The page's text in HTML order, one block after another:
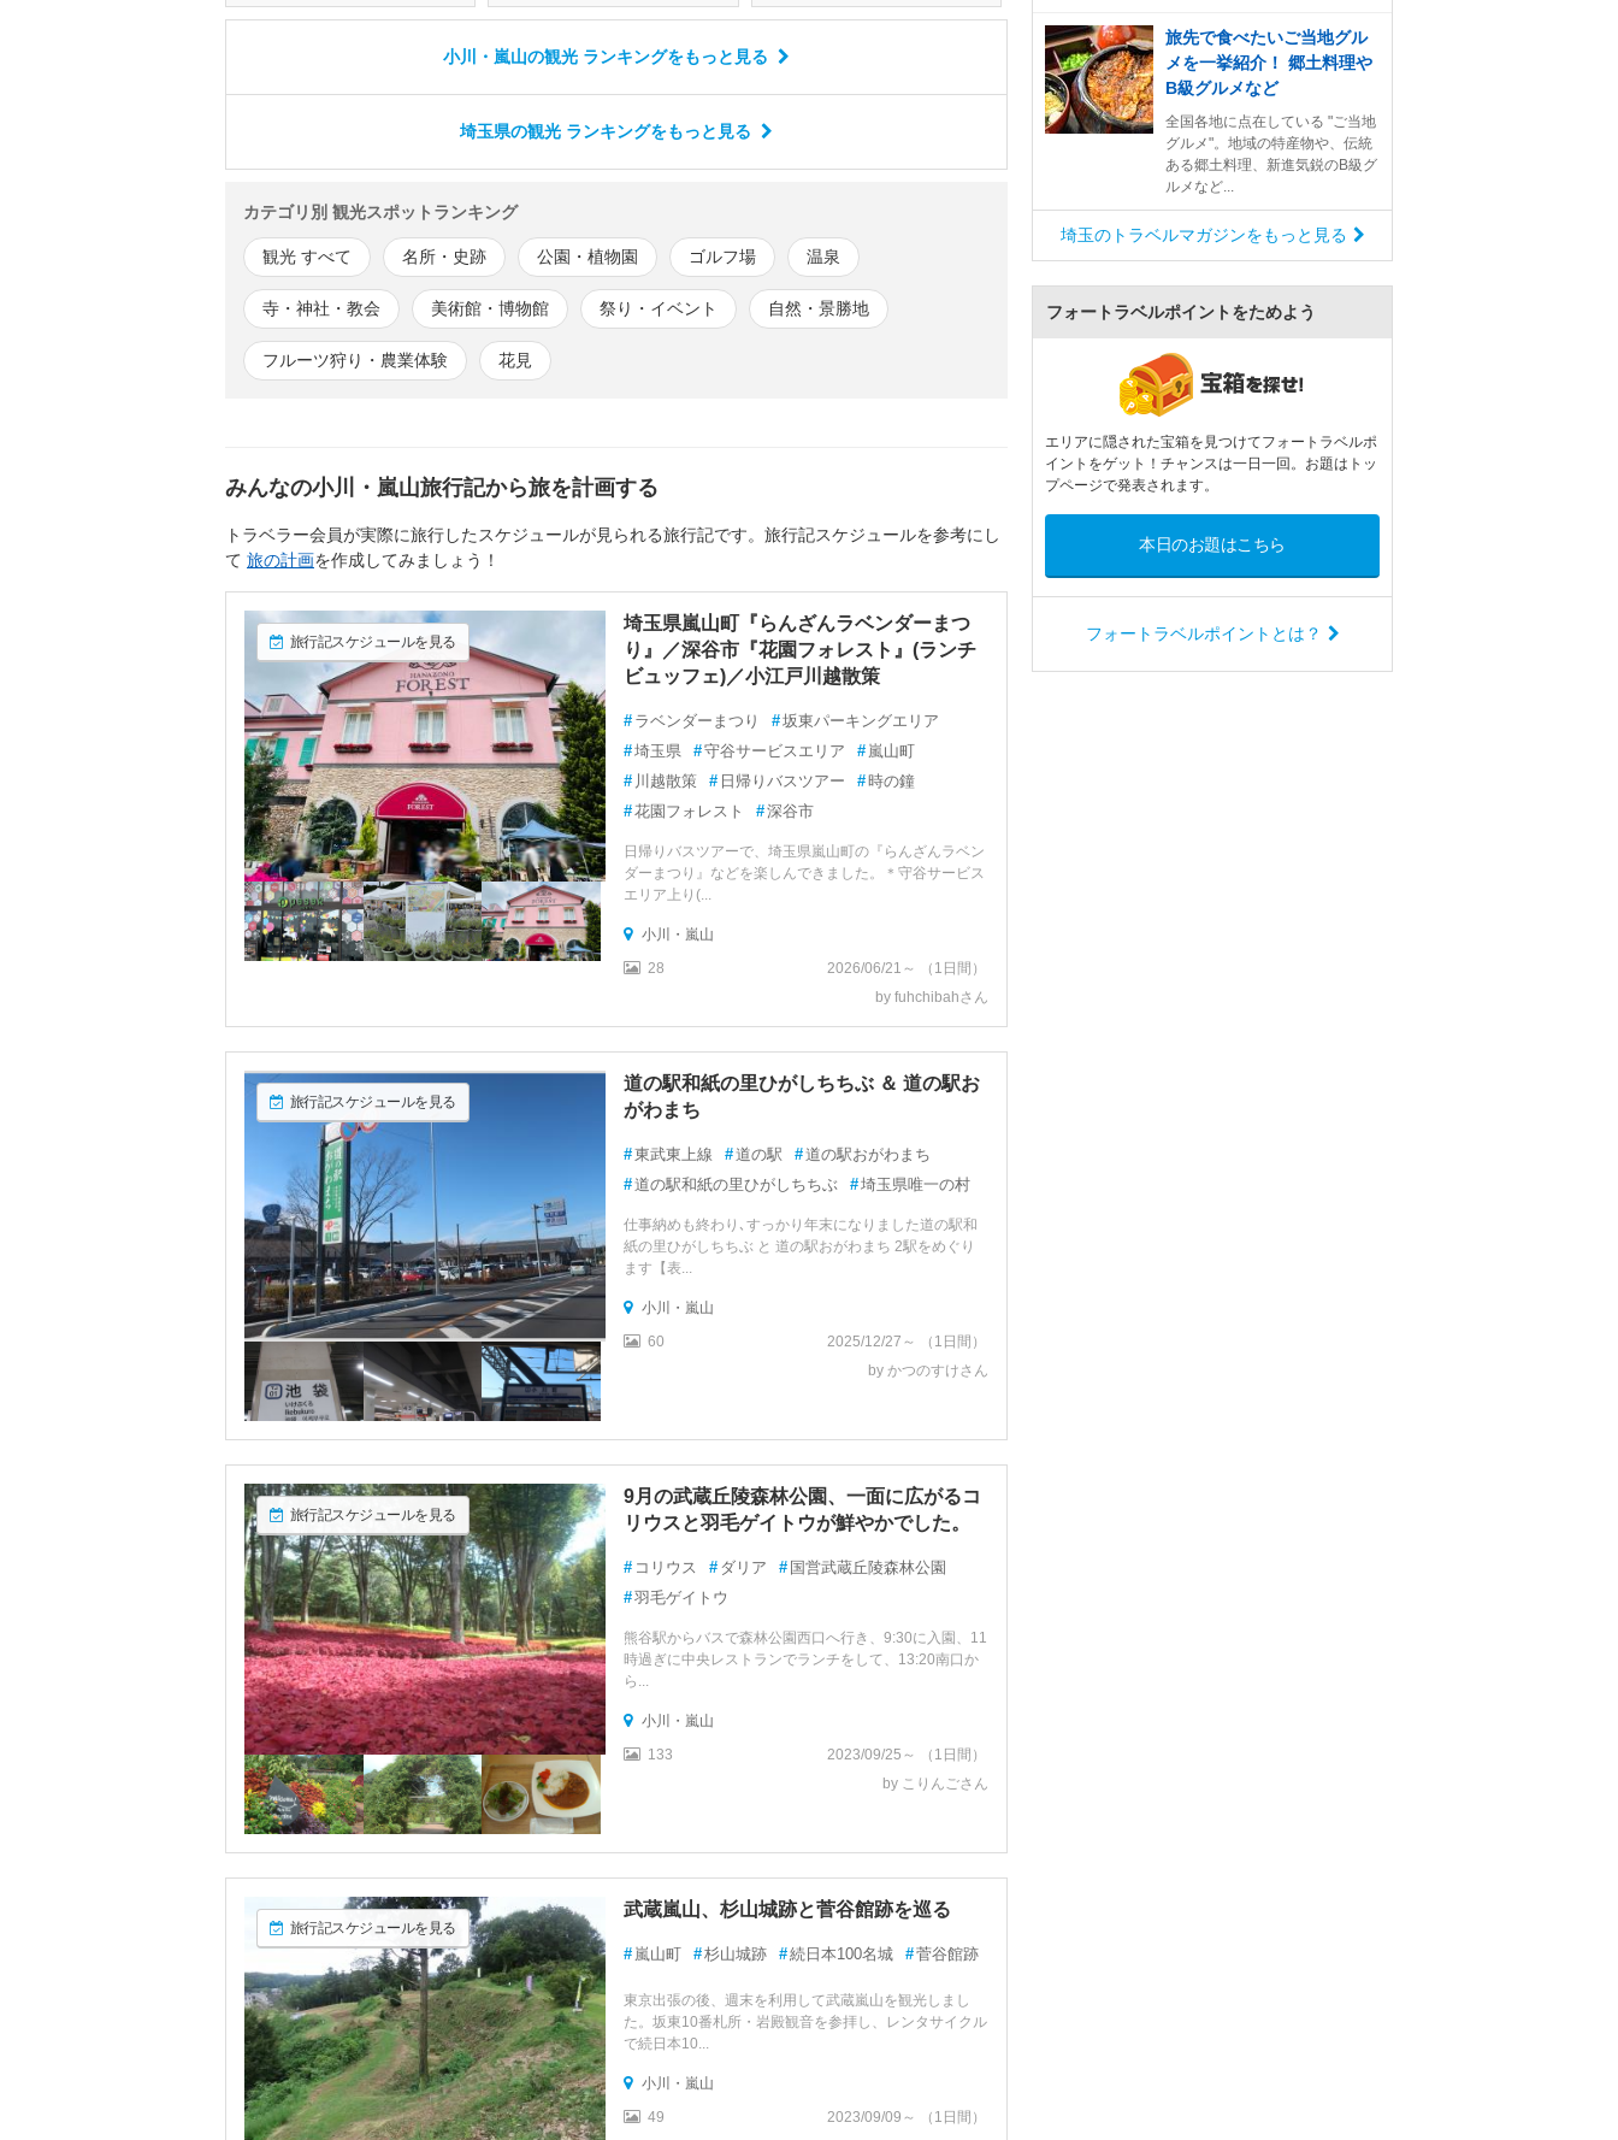
小川・嵐山の観光 ランキングをもっと見る
埼玉県の観光 ランキングをもっと見る
カテゴリ別 観光スポットランキング
観光 すべて 名所・史跡 公園・植物園 ゴルフ場 温泉
寺・神社・教会 美術館・博物館 祭り・イベント 自然・景勝地
フルーツ狩り・農業体験 花見
みんなの小川・嵐山旅行記から旅を計画する
トラベラー会員が実際に旅行したスケジュールが見られる旅行記です。旅行記スケジュールを参考にし
て 旅の計画を作成してみましょう！
旅行記スケジュールを見る
埼玉県嵐山町『らんざんラベンダーまつ
り』／深谷市『花園フォレスト』(ランチ
ビュッフェ)／小江戸川越散策
# ラベンダーまつり #坂東パーキングエリア
#埼玉県 #守谷サービスエリア # 嵐山町
# 川越散策 # 日帰りバスツアー #時の鐘
#花園フォレスト #深谷市
日帰りバスツアーで、埼玉県嵐山町の『らんざんラベン
ダーまつり』などを楽しんできました。＊守谷サービス
エリア上り(...
小川・嵐山
28
2026/06/21～ （1日間）
by fuhchibahさん
旅行記スケジュールを見る
道の駅和紙の里ひがしちちぶ ＆ 道の駅お
がわまち
#東武東上線 #道の駅 #道の駅おがわまち
#道の駅和紙の里ひがしちちぶ #埼玉県唯一の村
仕事納めも終わり､すっかり年末になりました道の駅和
紙の里ひがしちちぶ と 道の駅おがわまち 2駅をめぐり
ます【表...
小川・嵐山
60
2025/12/27～ （1日間）
by かつのすけさん
旅行記スケジュールを見る
9月の武蔵丘陵森林公園、一面に広がるコ
リウスと羽毛ゲイトウが鮮やかでした。
# コリウス # ダリア # 国営武蔵丘陵森林公園
#羽毛ゲイトウ
熊谷駅からバスで森林公園西口へ行き、9:30に入園、11
時過ぎに中央レストランでランチをして、13:20南口か
ら...
小川・嵐山
133
2023/09/25～ （1日間）
by こりんごさん
旅行記スケジュールを見る
武蔵嵐山、杉山城跡と菅谷館跡を巡る
# 嵐山町 #杉山城跡 #続日本100名城 #菅谷館跡
東京出張の後、週末を利用して武蔵嵐山を観光しまし
た。坂東10番札所・岩殿観音を参拝し、レンタサイクル
で続日本10...
小川・嵐山
49
2023/09/09～ （1日間）
旅先で食べたいご当地グル
メを一挙紹介！ 郷土料理や
B級グルメなど
全国各地に点在している "ご当地
グルメ"。地域の特産物や、伝統
ある郷土料理、新進気鋭のB級グ
ルメなど...
埼玉のトラベルマガジンをもっと見る
フォートラベルポイントをためよう
エリアに隠された宝箱を見つけてフォートラベルポ
イントをゲット！チャンスは一日一回。お題はトッ
プページで発表されます。
本日のお題はこちら
フォートラベルポイントとは？